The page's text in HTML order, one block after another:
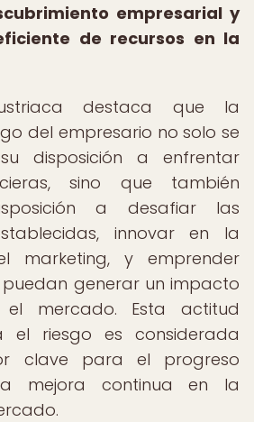
empresarial y
de recursos en la
destaca que la
del empresario no solo se
disposición a enfrentar
sino que también
a desafiar las
innovar en la
marketing, y emprender
generar un impacto
el mercado. Esta actitud
el riesgo es considerada
clave para el progreso
mejora continua en la